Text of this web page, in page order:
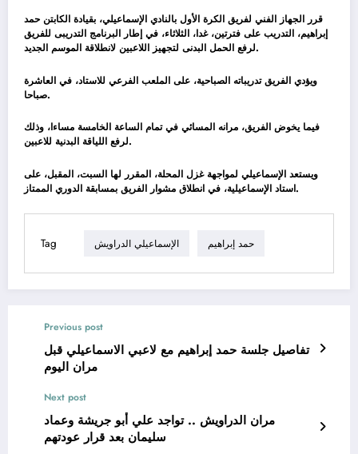
قرر الجهاز الفني لفريق الكرة الأول بالنادي الإسماعيلي، بقيادة الكابتن حمد
إبراهيم، التدريب على فترتين، غدا، الثلاثاء، في إطار البرنامج التدريبى للفريق
لرفع الحمل البدنى لتجهيز اللاعبين لانطلاقة الموسم الجديد.
ويؤدي الفريق تدريباته الصباحية، على الملعب الفرعي للاستاد، في العاشرة
صباحا.
فيما يخوض الفريق، مرانه المسائي في تمام الساعة الخامسة مساءا، وذلك
لرفع اللياقة البدنية للاعبين.
ويستعد الإسماعيلي لمواجهة غزل المحلة، المقرر لها السبت، المقبل، على
استاد الإسماعيلية، في انطلاق مشوار الفريق بمسابقة الدوري الممتاز.
Tag الإسماعيلي الدراويش حمد إبراهيم
Previous post
تفاصيل جلسة حمد إبراهيم مع لاعبي الاسماعيلي قبل
مران اليوم
Next post
مران الدراويش .. تواجد علي أبو جريشة وعماد
سليمان بعد قرار عودتهم